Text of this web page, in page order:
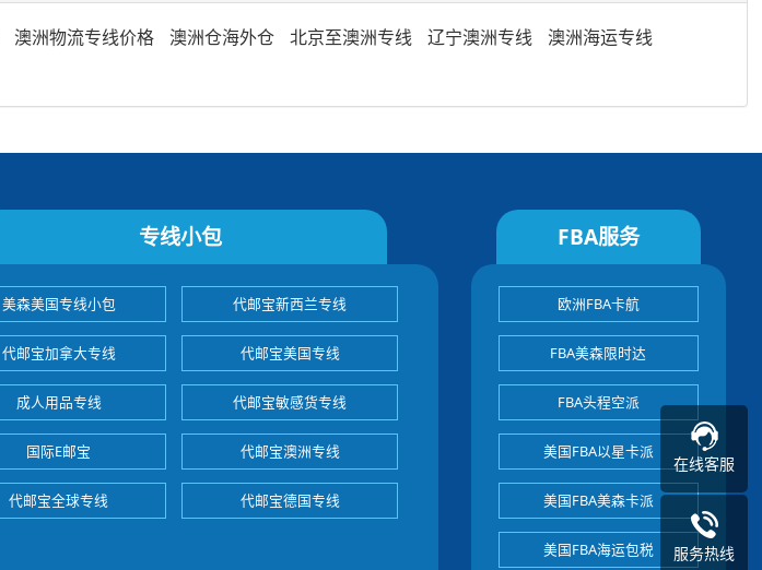
澳洲物流专线价格 澳洲仓海外仓 北京至澳洲专线 辽宁澳洲专线
澳洲海运专线
专线小包
美森美国专线小包 代邮宝新西兰专线
代邮宝加拿大专线 代邮宝美国专线
成人用品专线 代邮宝敏感货专线
国际E邮宝 代邮宝澳洲专线
代邮宝全球专线 代邮宝德国专线
FBA服务
欧洲FBA卡航
FBA美森限时达
FBA头程空派
美国FBA以星卡派
美国FBA美森卡派
美国FBA海运包税
在线客服
服务热线